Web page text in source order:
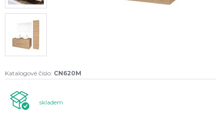
Katalogové číslo: CN620M
skladem